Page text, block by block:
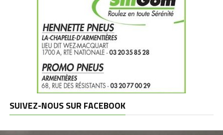
SUIVEZ-NOUS SUR FACEBOOK